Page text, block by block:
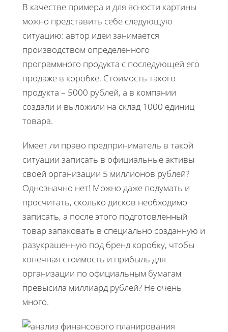
В качестве примера и для ясности картины
можно представить себе следующую
ситуацию: автор идеи занимается
производством определенного
программного продукта с последующей его
продаже в коробке. Стоимость такого
продукта – 5000 рублей, а в компании
создали и выложили на склад 1000 единиц
товара.
Имеет ли право предприниматель в такой
ситуации записать в официальные активы
своей организации 5 миллионов рублей?
Однозначно нет! Можно даже подумать и
просчитать, сколько дисков необходимо
записать, а после этого подготовленный
товар запаковать в специально созданную и
разукрашенную под бренд коробку, чтобы
конечная стоимость и прибыль для
организации по официальным бумагам
превысила миллиард рублей? Не очень
много.